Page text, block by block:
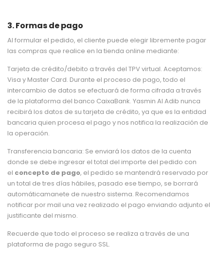
3. Formas de pago
Al formular el pedido, el cliente puede elegir libremente pagar
las compras que realice en la tienda online mediante:
Tarjeta de crédito/debito a través del TPV virtual. Aceptamos:
Visa y Master Card. Durante el proceso de pago, todo el
intercambio de datos se efectuará de forma cifrada a través
de la plataforma del banco CaixaBank. Yasmin Al Adib nunca
recibirá los datos de su tarjeta de crédito, ya que es la entidad
bancaria quien procesa el pago y nos notifica la realización de
la operación.
Transferencia bancaria: Se enviará los datos de la cuenta
donde se debe ingresar el total del importe del pedido con
el concepto de pago, el pedido se mantendrá reservado por
un total de tres días hábiles, pasado ese tiempo, se borrará
automáticamanete de nuestro sistema. Recomendamos
notificar por mail una vez realizado el pago enviando adjunto el
justificante del mismo.
Recuerde que todo el proceso se realiza a través de una
plataforma de pago seguro SSL.